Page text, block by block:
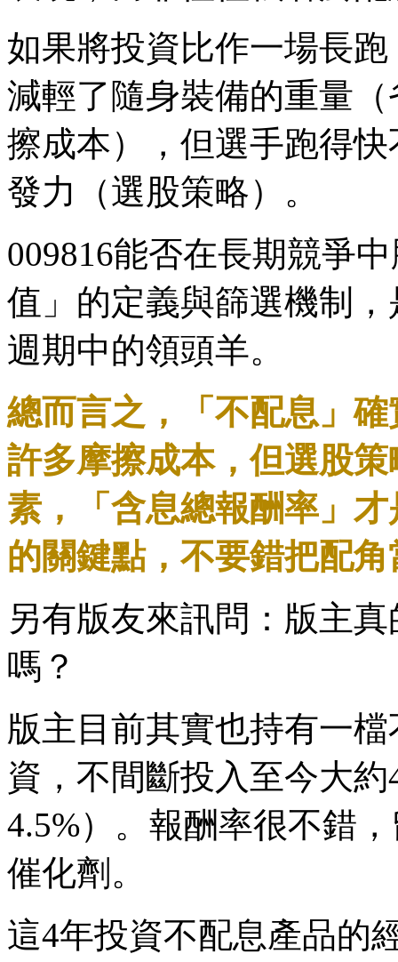
如果將投資比作一場長
減輕了隨身裝備的重量
擦成本），但選手跑得
發力（選股策略）。
009816能否在長期競爭
值」的定義與篩選機制
週期中的領頭羊。
總而言之，「不配息」
許多摩擦成本，但選股
素，「含息總報酬率」
的關鍵點，不要錯把配
另有版友來訊問：版主
嗎？
版主目前其實也持有一
資，不間斷投入至今大
4.5%）。報酬率很不錯
催化劑。
這4年投資不配息產品的